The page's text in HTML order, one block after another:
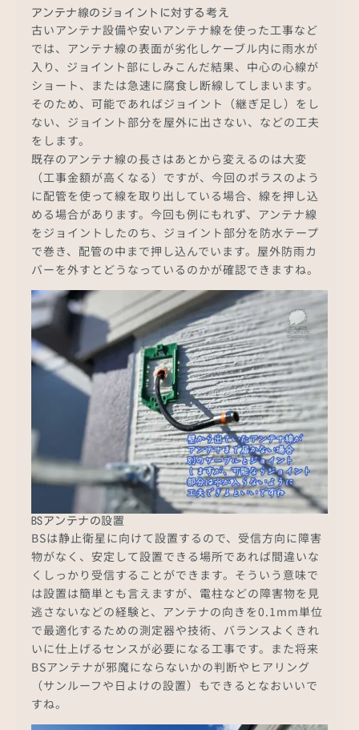
アンテナ線のジョイントに対する考え
古いアンテナ設備や安いアンテナ線を使った工事など
では、アンテナ線の表面が劣化しケーブル内に雨水が
入り、ジョイント部にしみこんだ結果、中心の心線が
ショート、または急速に腐食し断線してしまいます。
そのため、可能であればジョイント（継ぎ足し）をし
ない、ジョイント部分を屋外に出さない、などの工夫
をします。
既存のアンテナ線の長さはあとから変えるのは大変
（工事金額が高くなる）ですが、今回のポラスのよう
に配管を使って線を取り出している場合、線を押し込
める場合があります。今回も例にもれず、アンテナ線
をジョイントしたのち、ジョイント部分を防水テープ
で巻き、配管の中まで押し込んでいます。屋外防雨カ
バーを外すとどうなっているのかが確認できますね。
BSアンテナの設置
BSは静止衛星に向けて設置するので、受信方向に障害
物がなく、安定して設置できる場所であれば間違いな
くしっかり受信することができます。そういう意味で
は設置は簡単とも言えますが、電柱などの障害物を見
逃さないなどの経験と、アンテナの向きを0.1mm単位
で最適化するための測定器や技術、バランスよくきれ
いに仕上げるセンスが必要になる工事です。また将来
BSアンテナが邪魔にならないかの判断やヒアリング
（サンルーフや日よけの設置）もできるとなおいいで
すね。